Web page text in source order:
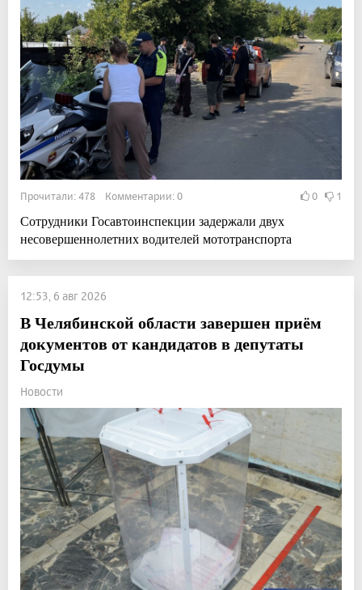
Прочитали: 478 Комментарии: 0 0 1
Сотрудники Госавтоинспекции задержали двух
несовершеннолетних водителей мототранспорта
12:53, 6 авг 2026
В Челябинской области завершен приём
документов от кандидатов в депутаты
Госдумы
Новости